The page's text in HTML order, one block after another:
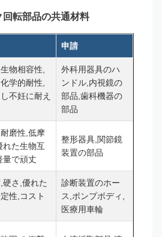
転部品の共通材料
申請
物相容性,
学的耐性,
不妊に耐え
外科用器具のハ
ンドル,内視鏡の
部品,歯科機器の
部品
磨性,低摩
れた生物互
量で頑丈
整形器具,関節鏡
装置の部品
硬さ,優れた
性,コスト
診断装置のホー
ス,ポンプボディ,
医療用車輪